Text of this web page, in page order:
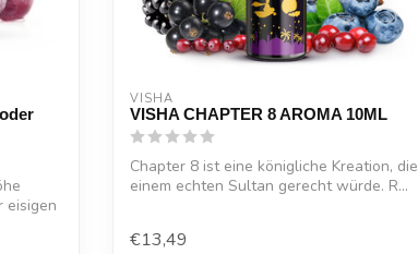
eisigen
VISHA
VISHA CHAPTER 8 AROMA 10ML
Chapter 8 ist eine königliche Kreation, die
einem echten Sultan gerecht würde. R...
€13,49